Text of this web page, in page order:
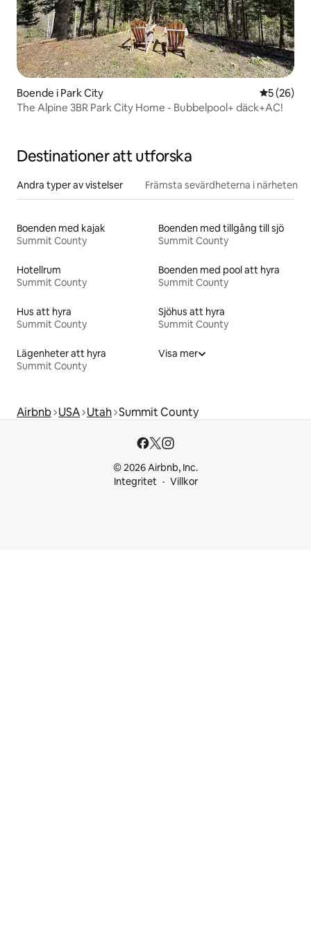
Boende i Park City 5 av 5 i
5 (26)
The Alpine 3BR Park City Home - Bubbelpool+ däck+AC!
Destinationer att utforska
Andra typer av vistelser Främsta sevärdheterna i närheten
Boenden med kajak
Summit County
Boenden med tillgång till sjö
Summit County
Hotellrum
Summit County
Boenden med pool att hyra
Summit County
Hus att hyra
Summit County
Sjöhus att hyra
Summit County
Lägenheter att hyra
Summit County
Visa mer
Airbnb USA Utah Summit County
© 2026 Airbnb, Inc.
Integritet
Villkor